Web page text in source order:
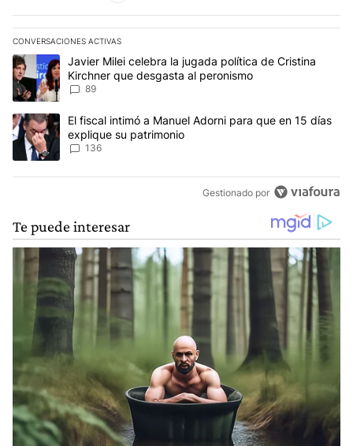
CONVERSACIONES ACTIVAS
Este listado muestra los artículos con más comentarios en los
Un artículo de tendencia con el título "Javier Milei celebra la
Javier Milei celebra la jugada política de Cristina
Kirchner que desgasta al peronismo
89
Un artículo de tendencia con el título "El fiscal intimó a Manuel
El fiscal intimó a Manuel Adorni para que en 15 días
explique su patrimonio
136
Gestionado por